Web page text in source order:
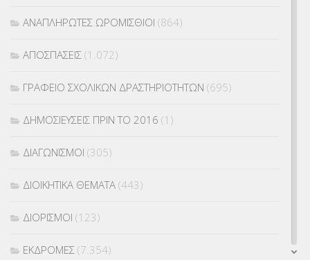
ΑΝΑΠΛΗΡΩΤΕΣ ΩΡΟΜΙΣΘΙΟΙ (864)
ΑΠΟΣΠΑΣΕΙΣ (1.072)
ΓΡΑΦΕΙΟ ΣΧΟΛΙΚΩΝ ΔΡΑΣΤΗΡΙΟΤΗΤΩΝ (695)
ΔΗΜΟΣΙΕΥΣΕΙΣ ΠΡΙΝ ΤΟ 2016 (1)
ΔΙΑΓΩΝΙΣΜΟΙ (305)
ΔΙΟΙΚΗΤΙΚΑ ΘΕΜΑΤΑ (443)
ΔΙΟΡΙΣΜΟΙ (123)
ΕΚΔΡΟΜΕΣ (7.354)